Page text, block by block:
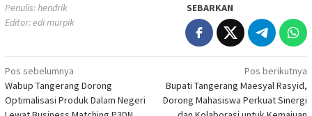
Penulis: hendrik
Editor: edi murpik
SEBARKAN
Navigasi
pos
Pos sebelumnya
Wabup Tangerang Dorong
Optimalisasi Produk Dalam Negeri
Pos berikutnya
Bupati Tangerang Maesyal Rasyid,
Dorong Mahasiswa Perkuat Sinergi